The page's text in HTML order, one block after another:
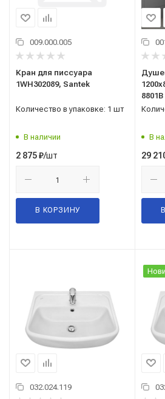
009.000.005
Кран для писсуара
1WH302089, Santek
Количество в упаковке: 1 шт
В наличии
2 875₽/шт
В КОРЗИНУ
В
29
032.024.119